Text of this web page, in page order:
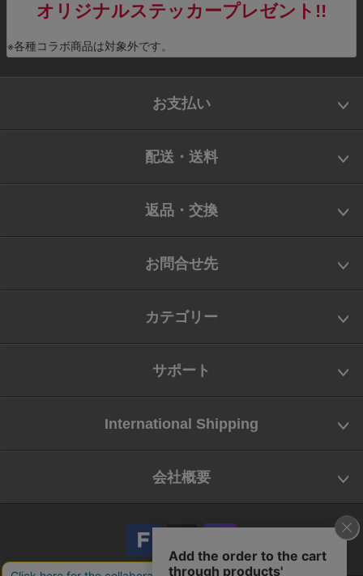
オリジナルステッカープレゼント!!
※各種コラボ商品は対象外です。
お支払い
配送・送料
返品・交換
お問合せ先
カテゴリー
サポート
International Shipping
会社概要